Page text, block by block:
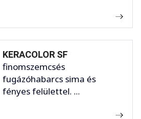
KERACOLOR SF
finomszemcsés
fugázóhabarcs sima és
fényes felülettel. ...